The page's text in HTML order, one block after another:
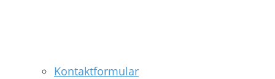
Kontaktformular